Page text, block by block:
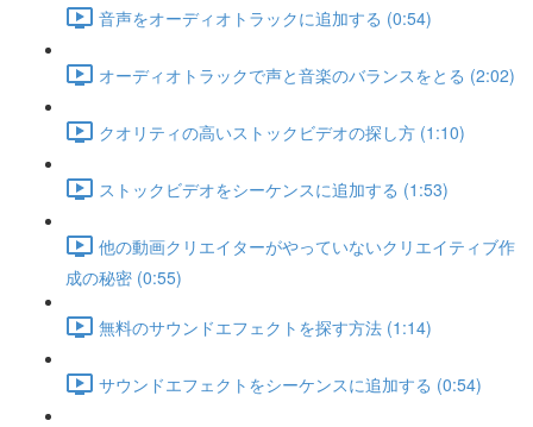
音声をオーディオトラックに追加する (0:54)
オーディオトラックで声と音楽のバランスをとる (2:02)
クオリティの高いストックビデオの探し方 (1:10)
ストックビデオをシーケンスに追加する (1:53)
他の動画クリエイターがやっていないクリエイティブ作
成の秘密 (0:55)
無料のサウンドエフェクトを探す方法 (1:14)
サウンドエフェクトをシーケンスに追加する (0:54)